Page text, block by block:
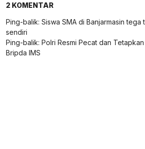
2 KOMENTAR
Ping-balik: Siswa SMA di Banjarmasin tega
sendiri
Ping-balik: Polri Resmi Pecat dan
Bripda IMS